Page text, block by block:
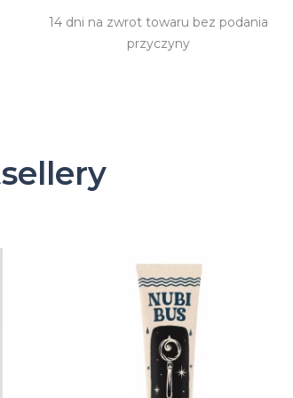
14 dni na zwrot towaru bez podania
przyczyny